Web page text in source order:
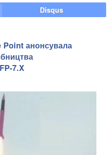
Disqus
Point анонсувала
7.X